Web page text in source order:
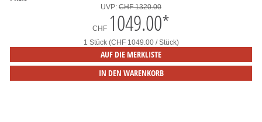
UVP: CHF 1320.00
CHF 1049.00*
1 Stück (CHF 1049.00 / Stück)
AUF DIE MERKLISTE
IN DEN WARENKORB